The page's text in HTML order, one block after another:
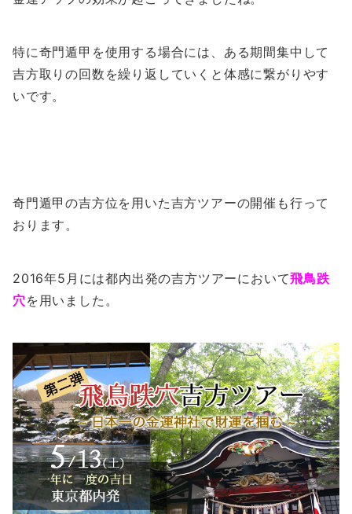
特に奇門遁甲を使用する場合には、ある期間集中して
吉方取りの回数を繰り返していくと体感に繋がりやす
いです。
奇門遁甲の吉方位を用いた吉方ツアーの開催も行って
おります。
2016年5月には都内出発の吉方ツアーにおいて飛鳥跌
穴を用いました。